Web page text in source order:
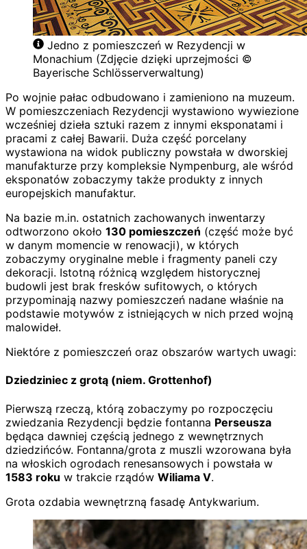
Jedno z pomieszczeń w Rezydencji w
Monachium (Zdjęcie dzięki uprzejmości ©
Bayerische Schlösserverwaltung)
Po wojnie pałac odbudowano i zamieniono na muzeum.
W pomieszczeniach Rezydencji wystawiono wywiezione
wcześniej dzieła sztuki razem z innymi eksponatami i
pracami z całej Bawarii. Duża część porcelany
wystawiona na widok publiczny powstała w dworskiej
manufakturze przy kompleksie Nympenburg, ale wśród
eksponatów zobaczymy także produkty z innych
europejskich manufaktur.
Na bazie m.in. ostatnich zachowanych inwentarzy
odtworzono około 130 pomieszczeń (część może być
w danym momencie w renowacji), w których
zobaczymy oryginalne meble i fragmenty paneli czy
dekoracji. Istotną różnicą względem historycznej
budowli jest brak fresków sufitowych, o których
przypominają nazwy pomieszczeń nadane właśnie na
podstawie motywów z istniejących w nich przed wojną
malowideł.
Niektóre z pomieszczeń oraz obszarów wartych uwagi:
Dziedziniec z grotą (niem. Grottenhof)
Pierwszą rzeczą, którą zobaczymy po rozpoczęciu
zwiedzania Rezydencji będzie fontanna Perseusza
będąca dawniej częścią jednego z wewnętrznych
dziedzińców. Fontanna/grota z muszli wzorowana była
na włoskich ogrodach renesansowych i powstała w
1583 roku w trakcie rządów Wiliama V.
Grota ozdabia wewnętrzną fasadę Antykwarium.